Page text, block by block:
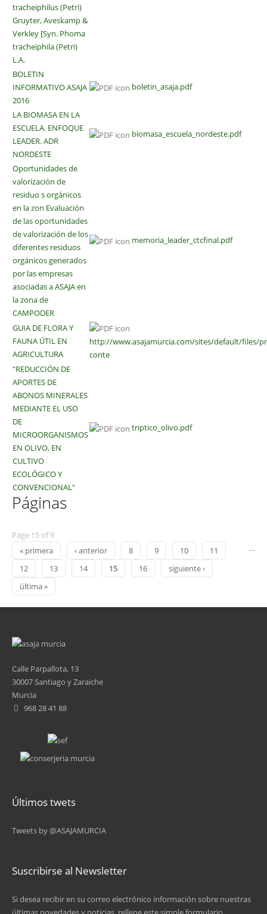
tracheiphilus (Petri)
Gruyter, Aveskamp &
Verkley [Syn. Phoma
tracheiphila (Petri)
L.A.
BOLETIN
INFORMATIVO ASAJA
2016
boletin_asaja.pdf
LA BIOMASA EN LA
ESCUELA. ENFOQUE
LEADER. ADR
NORDESTE
biomasa_escuela_nordeste.pdf
Oportunidades de
valorización de
residuo s orgánicos
en la zon Evaluación
de las oportunidades
de valorización de los
diferentes residuos
orgánicos generados
por las empresas
asociadas a ASAJA en
la zona de
CAMPODER
memoria_leader_ctcfinal.pdf
GUIA DE FLORA Y
FAUNA ÚTIL EN
AGRICULTURA
http://www.asajamurcia.com/sites/default/files/
conte
"REDUCCIÓN DE
APORTES DE
ABONOS MINERALES
MEDIANTE EL USO
DE
MICROORGANISMOS
EN OLIVO, EN
CULTIVO
ECOLÓGICO Y
CONVENCIONAL"
triptico_olivo.pdf
Páginas
Page 15 of 9
« primera
‹ anterior …
8 9 10
11
12
13 14 15 16
siguiente ›
última »
Calle Parpallota, 13
30007 Santiago y Zaraiche
Murcia
968 28 41 88
Últimos twets
Tweets by @ASAJAMURCIA
Suscribirse al Newsletter
Si desea recibir en su correo electrónico información sobre nuestras